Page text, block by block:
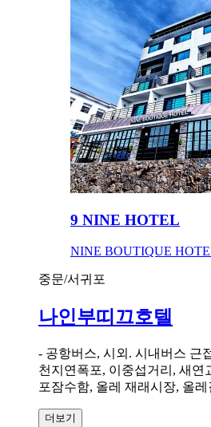
9 NINE HOTEL
NINE BOUTIQUE
중문/서귀포
나인부띠끄호텔
- 공항버스, 시외. 시내버스 근
천지연폭포, 이중섭거리, 새연
포잠수함, 올레 재래시장, 올레
더보기